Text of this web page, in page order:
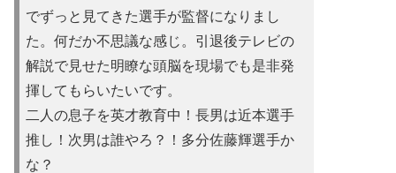
でずっと見てきた選手が監督になりまし
た。何だか不思議な感じ。引退後テレビの
解説で見せた明瞭な頭脳を現場でも是非発
揮してもらいたいです。
二人の息子を英才教育中！長男は近本選手
推し！次男は誰やろ？！多分佐藤輝選手か
な？